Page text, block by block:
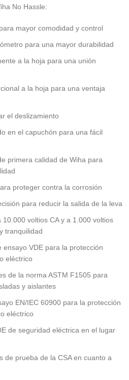
No Hassle:
mayor comodidad y control
para una mayor durabilidad
a la hoja para una unión
a la hoja para una ventaja
el deslizamiento
en el capuchón para una fácil
primera calidad de Wiha para
proteger contra la corrosión
para reducir la salida de la leva
voltios CA y a 1.000 voltios
tranquilidad
VDE para la protección
eléctrico
de la norma ASTM F1505 para
y aislantes
EN/IEC 60900 para la protección
eléctrico
de seguridad eléctrica en el lugar
de prueba de la CSA en cuanto a